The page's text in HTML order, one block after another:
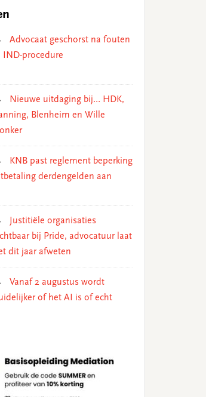
Advocaat geschorst na fouten
IND-procedure
Nieuwe uitdaging bij… HDK,
Blenheim en Wille
KNB past reglement beperking
derdengelden aan
Justitiële organisaties
bij Pride, advocatuur laat
dit jaar afweten
Vanaf 2 augustus wordt
of het AI is of echt